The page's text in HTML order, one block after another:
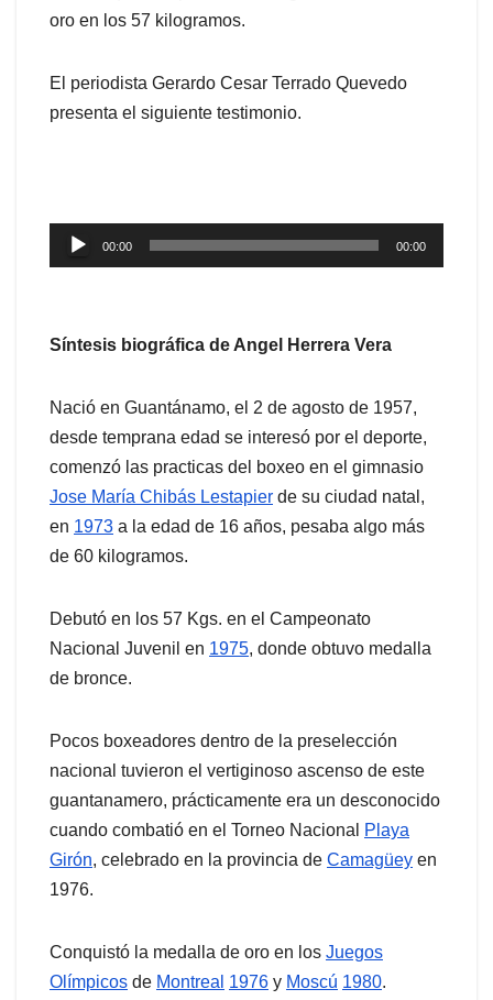
oro en los 57 kilogramos.
El periodista Gerardo Cesar Terrado Quevedo
presenta el siguiente testimonio.
Reproductor
de
00:00 00:00
Síntesis biográfica de Angel Herrera Vera
Nació en Guantánamo, el 2 de agosto de 1957,
desde temprana edad se interesó por el deporte,
comenzó las practicas del boxeo en el gimnasio
Jose María Chibás Lestapier de su ciudad natal,
en 1973 a la edad de 16 años, pesaba algo más
de 60 kilogramos.
Debutó en los 57 Kgs. en el Campeonato
Nacional Juvenil en 1975, donde obtuvo medalla
de bronce.
Pocos boxeadores dentro de la preselección
nacional tuvieron el vertiginoso ascenso de este
guantanamero, prácticamente era un desconocido
cuando combatió en el Torneo Nacional
Playa
Girón, celebrado en la provincia de Camagüey en
1976.
Conquistó la medalla de oro en los Juegos
Olímpicos de Montreal 1976 y Moscú 1980.